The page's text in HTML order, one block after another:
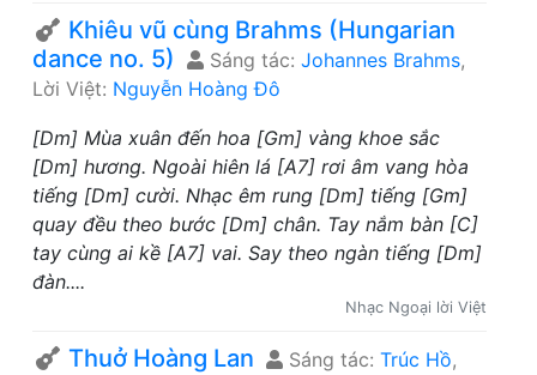
Khiêu vũ cùng Brahms (Hungarian
dance no. 5)
Sáng tác: Johannes Brahms,
Lời Việt: Nguyễn Hoàng Đô
[Dm] Mùa xuân đến hoa [Gm] vàng khoe sắc
[Dm] hương. Ngoài hiên lá [A7] rơi âm vang hòa
tiếng [Dm] cười. Nhạc êm rung [Dm] tiếng [Gm]
quay đều theo bước [Dm] chân. Tay nắm bàn [C]
tay cùng ai kề [A7] vai. Say theo ngàn tiếng [Dm]
đàn....
Nhạc Ngoại lời Việt
Thuở Hoàng Lan Sáng tác: Trúc Hồ,